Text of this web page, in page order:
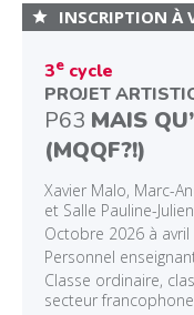
3e cycle
PROJET
P63 MAIS
(MQQF?!)
Xavier Malo, Marc-
et Salle Pauline-Julien
Octobre 2026 à avril
Personnel
Classe ordinaire,
secteur
INSCRIPTION À